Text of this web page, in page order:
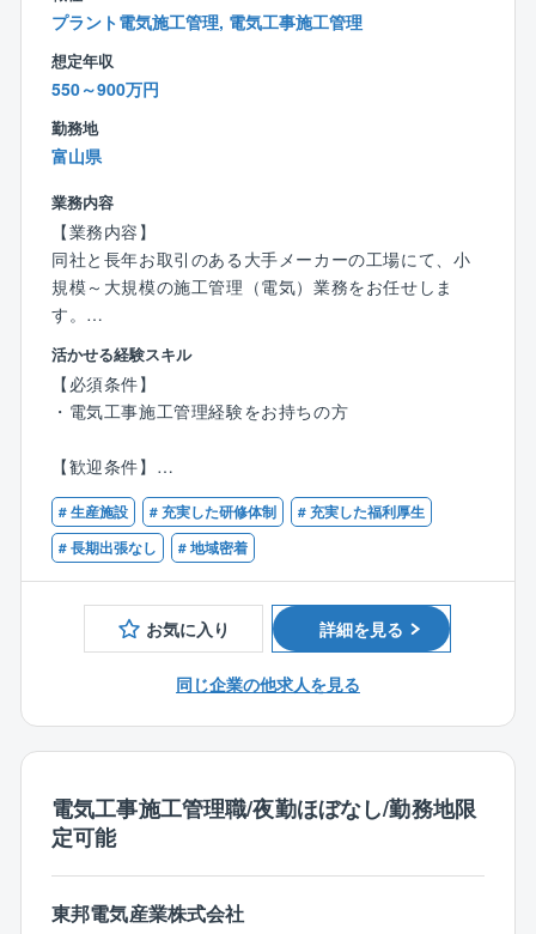
定した収益基盤、経営環境を持ち合わせている点が特
徴です。
プラント電気施工管理, 電気工事施工管理
想定年収
550～900万円
勤務地
富山県
業務内容
【業務内容】
同社と長年お取引のある大手メーカーの工場にて、小
規模～大規模の施工管理（電気）業務をお任せしま
す。
※拠点によっては1件数千円～の工事から対応しており
ます。
※こちらも拠点によりますが、新入社員で年間100件程
度の見積もりを取る場合もあるので、ご対応いただく
す）。
【業務詳細】
基本的な業務内容は大手メーカー工場の設備維持メン
テナンスや改修工事の施工管理業務がメインとなりま
その他、下記の業務も徐々にお任せしていきます。
【建物内部での業務】
◎高圧幹線工事
◎生産設備のための電気工事
◎ネットワーク工事・セキュリティ工事など
◎変電設備工事
活かせる経験スキル
【必須条件】
・電気工事施工管理経験をお持ちの方
【歓迎条件】
・第一種・第二種電気工事士の有資格者
・電気工事施工管理技士１級もしくは２級の有資格者
# 生産施設 # 充実した研修体制
# 充実した福利厚生
# 長期出張なし
# 地域密着
お気に入り 詳細を見る
同じ企業の他求人を見る
電気工事施工管理職/夜勤ほぼなし/勤務地限
定可能
東邦電気産業株式会社